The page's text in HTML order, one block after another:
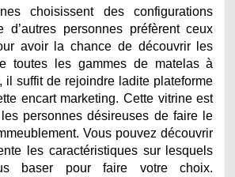
choisissent des configurations
d’autres personnes préfèrent ceux
avoir la chance de découvrir les
toutes les gammes de matelas à
il suffit de rejoindre ladite plateforme
encart marketing. Cette vitrine est
personnes désireuses de faire le
Vous pouvez découvrir
les caractéristiques sur lesquels
baser pour faire votre choix.